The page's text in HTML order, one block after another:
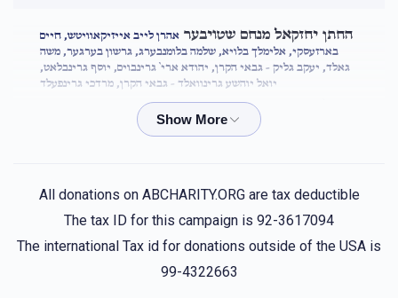
החתן יחזקאל מנחם שטויבער אהרן לייב אייזיקאוויטש, חיים
בארזעסקי, אלימלך בלויא, שלמה בלומנבערג, גרשון בערגער, משה
גאלד, יעקב גליק - גבאי הקרן, יהודא ארי` גרינבוים, יוסף גרינבלאט,
יואל יוהשע גרינוואלד - גבאי הקרן, מרדכי גרינפעלד
פאר אלע בחורים וואס פלאגן זיך אזוי שטארק!!!
Anonymous יהודא ארי` גרינבוים
5 months ago $40.00
Yidy I miss you enjoy whatever you do
All donations on ABCHARITY.ORG are tax deductible
The tax ID for this campaign is 92-3617094
The international Tax id for donations outside of the USA is
99-4322663